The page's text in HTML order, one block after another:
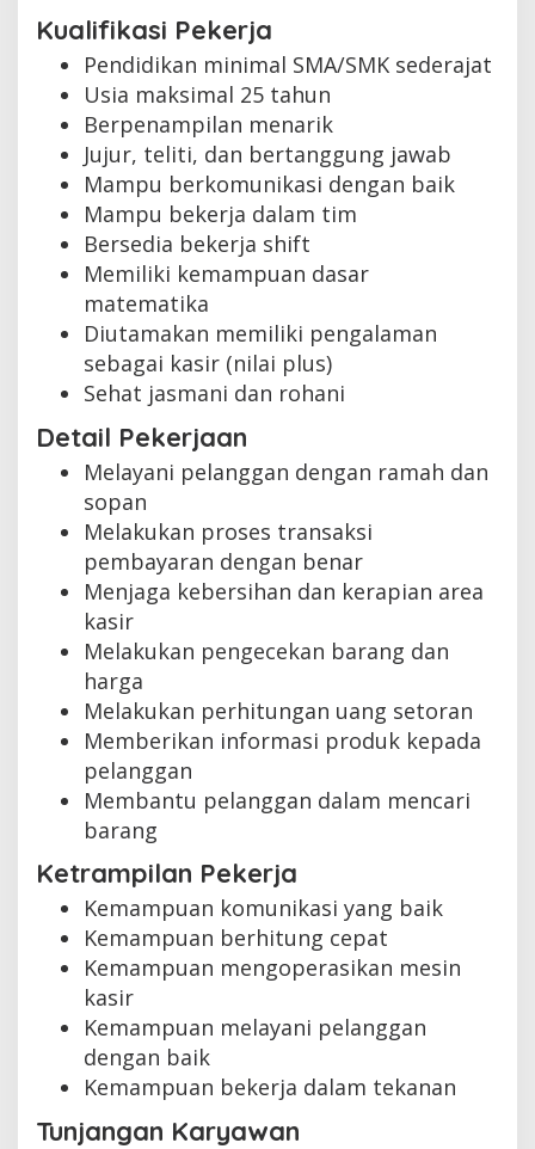
Kualifikasi Pekerja
Pendidikan minimal SMA/SMK sederajat
Usia maksimal 25 tahun
Berpenampilan menarik
Jujur, teliti, dan bertanggung jawab
Mampu berkomunikasi dengan baik
Mampu bekerja dalam tim
Bersedia bekerja shift
Memiliki kemampuan dasar
matematika
Diutamakan memiliki pengalaman
sebagai kasir (nilai plus)
Sehat jasmani dan rohani
Detail Pekerjaan
Melayani pelanggan dengan ramah dan
sopan
Melakukan proses transaksi
pembayaran dengan benar
Menjaga kebersihan dan kerapian area
kasir
Melakukan pengecekan barang dan
harga
Melakukan perhitungan uang setoran
Memberikan informasi produk kepada
pelanggan
Membantu pelanggan dalam mencari
barang
Ketrampilan Pekerja
Kemampuan komunikasi yang baik
Kemampuan berhitung cepat
Kemampuan mengoperasikan mesin
kasir
Kemampuan melayani pelanggan
dengan baik
Kemampuan bekerja dalam tekanan
Tunjangan Karyawan